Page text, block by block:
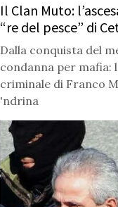
Il Clan Muto:
“re del pesce” di
Dalla conquista del
condanna per mafia:
criminale di Franco
'ndrina